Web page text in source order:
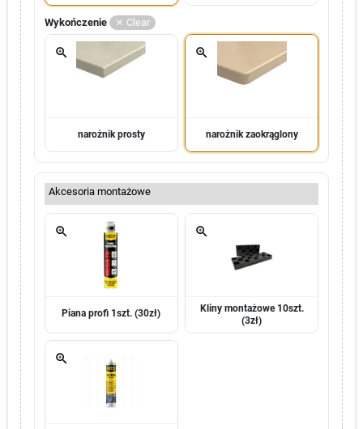
Wykończenie Clear
zoom_in
narożnik prosty
zoom_in
narożnik zaokrąglony
Akcesoria montażowe
zoom_in
Piana profi 1szt. (30zł)
zoom_in
Kliny montażowe 10szt.
(3zł)
zoom_in